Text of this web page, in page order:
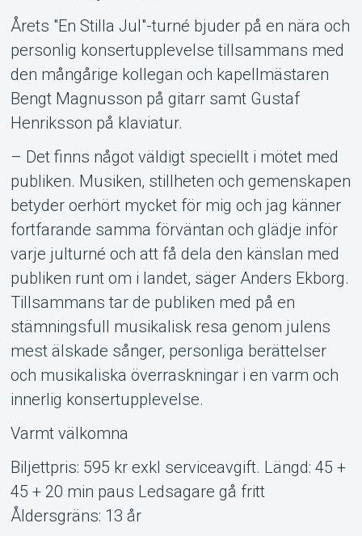
Årets "En Stilla Jul"-turné bjuder på en nära och
personlig konsertupplevelse tillsammans med
den mångårige kollegan och kapellmästaren
Bengt Magnusson på gitarr samt Gustaf
Henriksson på klaviatur.
– Det finns något väldigt speciellt i mötet med
publiken. Musiken, stillheten och gemenskapen
betyder oerhört mycket för mig och jag känner
fortfarande samma förväntan och glädje inför
varje julturné och att få dela den känslan med
publiken runt om i landet, säger Anders Ekborg.
Tillsammans tar de publiken med på en
stämningsfull musikalisk resa genom julens
mest älskade sånger, personliga berättelser
och musikaliska överraskningar i en varm och
innerlig konsertupplevelse.
Varmt välkomna
Biljettpris: 595 kr exkl serviceavgift. Längd: 45 +
45 + 20 min paus Ledsagare gå fritt
Åldersgräns: 13 år